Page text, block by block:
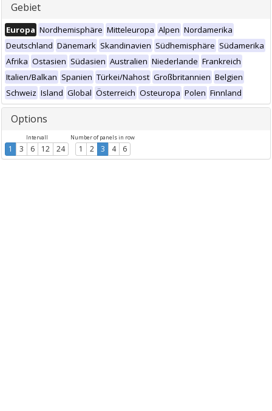
Gebiet
Europa Nordhemisphäre Mitteleuropa Alpen Nordamerika
Deutschland Dänemark Skandinavien Südhemisphäre Südamerika
Afrika Ostasien Südasien Australien Niederlande Frankreich
Italien/Balkan Spanien Türkei/Nahost Großbritannien Belgien
Schweiz Island Global Österreich Osteuropa Polen Finnland
Options
Intervall
1 3 6 12 24
Number of panels in row
1 2 3 4 6